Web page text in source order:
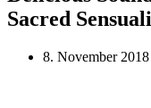
Sacred
8. November 2018